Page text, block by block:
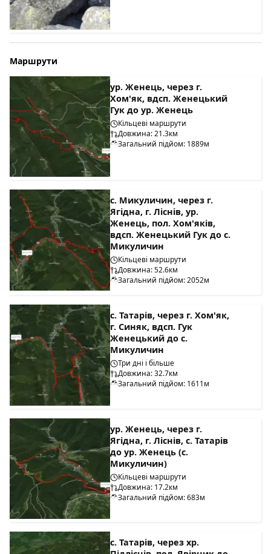
Маршрути
ур. Женець, через г.
Хом'як, вдсп. Женецький
Гук до ур. Женець
Кільцеві маршрути
Довжина: 21.3км
Загальний підйом: 1889м
с. Микуличин, через г.
Ягідна, г. Ліснів, ур.
Женець, пол. Хом'яків,
вдсп. Женецький Гук до с.
Микуличин
Кільцеві маршрути
Довжина: 52.6км
Загальний підйом: 2052м
с. Татарів, через г. Хом'як,
г. Синяк, вдсп. Гук
Женецький до с.
Микуличин
Три дні і більше
Довжина: 32.7км
Загальний підйом: 1611м
ур. Женець, через г.
Ягідна, г. Ліснів, с. Татарів
до ур. Женець (с.
Микуличин)
Кільцеві маршрути
Довжина: 17.2км
Загальний підйом: 683м
с. Татарів, через хр.